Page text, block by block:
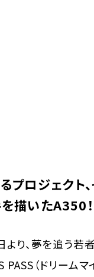
プロジェクト
描いたA350！
り、夢を追う若
（ドリームマ